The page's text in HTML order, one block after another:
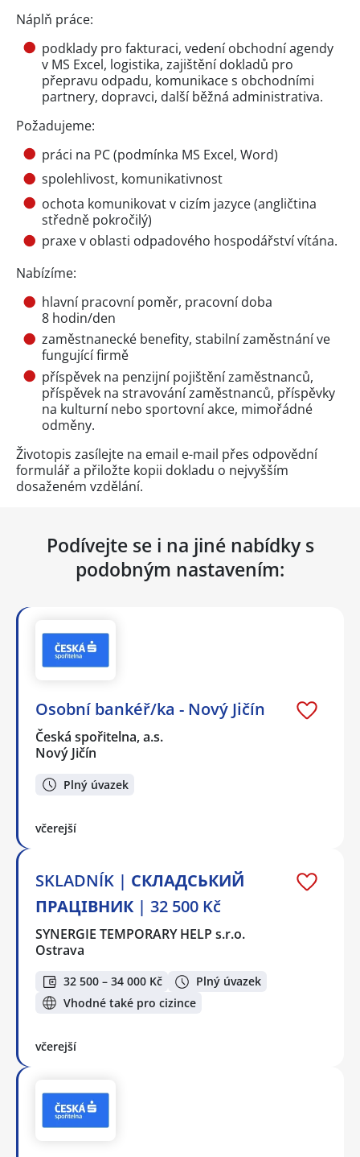
Náplň práce:
podklady pro fakturaci, vedení obchodní agendy
v MS Excel, logistika, zajištění dokladů pro
přepravu odpadu, komunikace s obchodními
partnery, dopravci, další běžná administrativa.
Požadujeme:
práci na PC (podmínka MS Excel, Word)
spolehlivost, komunikativnost
ochota komunikovat v cizím jazyce (angličtina
středně pokročilý)
praxe v oblasti odpadového hospodářství vítána.
Nabízíme:
hlavní pracovní poměr, pracovní doba
8 hodin/den
zaměstnanecké benefity, stabilní zaměstnání ve
fungující firmě
příspěvek na penzijní pojištění zaměstnanců,
příspěvek na stravování zaměstnanců, příspěvky
na kulturní nebo sportovní akce, mimořádné
odměny.
Životopis zasílejte na email e-mail přes odpovědní
formulářa přiložte kopii dokladu o nejvyšším
dosaženém vzdělání.
Podívejte se i na jiné nabídky s
podobným nastavením:
Osobní bankéř/ka - Nový Jičín
Česká spořitelna, a.s.
Nový Jičín
Plný úvazek
včerejší
SKLADNÍK | СКЛАДСЬКИЙ
ПРАЦІВНИК | 32 500 Kč
SYNERGIE TEMPORARY HELP s.r.o.
Ostrava
32 500 – 34 000 Kč
Plný úvazek
Vhodné také pro cizince
včerejší